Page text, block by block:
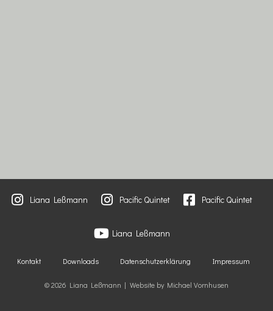
Liana Leßmann Pacific Quintet Pacific Quintet
Liana Leßmann
Kontakt Downloads Datenschutzerklärung Impressum
© 2026 Liana Leßmann | Website by Michael Vornhusen